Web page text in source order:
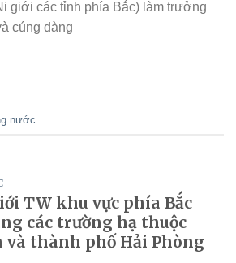
giới các tỉnh phía Bắc) làm trưởng
cúng dàng
nước
TW khu vực phía Bắc
các trường hạ thuộc
và thành phố Hải Phòng